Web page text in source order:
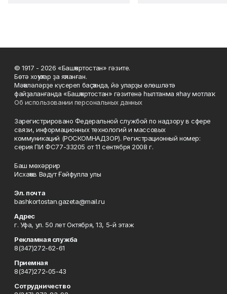
© 1917 - 2026 «Башҡортостан» гәзите.
Бөтә хоҡуҡтар ҙа яҡланған.
Мәҡәләләрҙе күсереп баҫҡанда, йә уларҙы өлөшләтә
файҙаланғанда «Башҡортостан» гәзитенә һылтанма яһау мотлаҡ.
Об использовании персональных данных
Зарегистрировано Федеральной службой по надзору в сфере
связи, информационных технологий и массовых
коммуникаций (РОСКОМНАДЗОР). Регистрационный номер:
серия ПИ ФС77-33205 от 11 сентября 2008 г.
Баш мөхәррир
Исхаҡов Вәдүт Ғәйфулла улы
Эл. почта
bashkortostan.gazeta@mail.ru
Адрес
г. Уфа, ул. 50 лет Октября, 13, 5-й этаж
Рекламная служба
8(347)272-62-61
Приемная
8(347)272-05-43
Сотрудничество